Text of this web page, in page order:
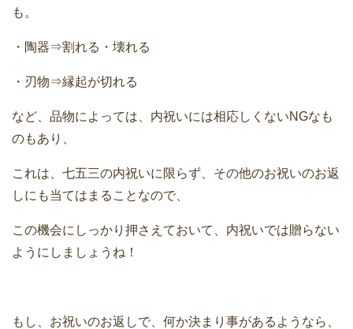
も。
・陶器⇒割れる・壊れる
・刃物⇒縁起が切れる
など、品物によっては、内祝いには相応しくないNGなも
のもあり、
これは、七五三の内祝いに限らず、その他のお祝いのお返
しにも当てはまることなので、
この機会にしっかり押さえておいて、内祝いでは贈らない
ようにしましょうね！
もし、お祝いのお返しで、何か決まり事があるようなら、